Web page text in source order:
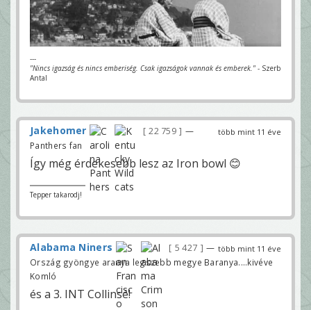
---
"Nincs igazság és nincs emberiség. Csak igazságok vannak és emberek." - Szerb
Antal
több mint 11 éve
Jakehomer 22 759
—
Panthers fan
Így még érdekesebb lesz az Iron bowl 😊
Tepper takarodj!
több mint 11 éve
Alabama Niners 5 427
—
Ország gyöngye aranya legszebb megye Baranya....kivéve
Komló
és a 3. INT Collinsé!